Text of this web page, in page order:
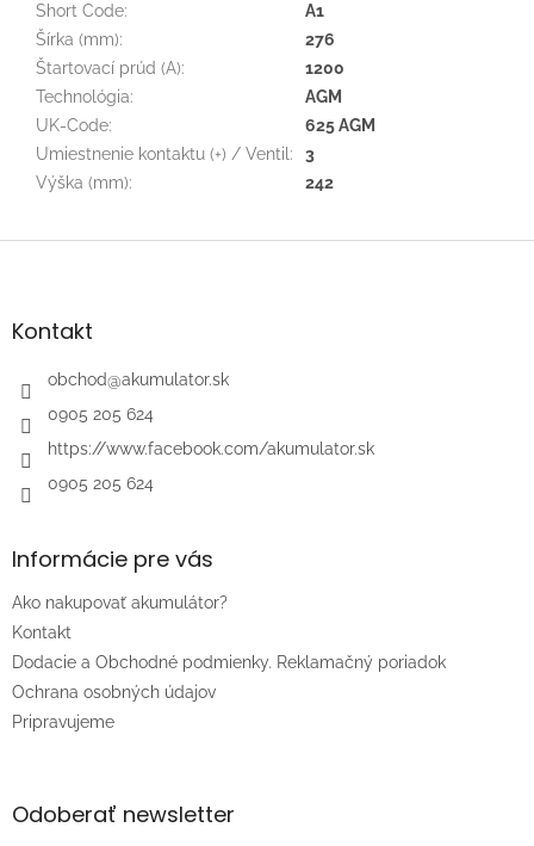
Short Code:
A1
Šírka (mm):
276
Štartovací prúd (A):
1200
Technológia:
AGM
UK-Code:
625 AGM
Umiestnenie kontaktu (+) / Ventil :
3
Výška (mm): 242
Z
äKontakt
obchod@akumulator.sk
0905 205 624
https://www.facebook.com/akumulator.sk
0905 205 624
Informácie pre vás
Ako nakupovať akumulátor?
Kontakt
Dodacie a Obchodné podmienky. Reklamačný poriadok
Ochrana osobných údajov
Pripravujeme
Odoberať newsletter